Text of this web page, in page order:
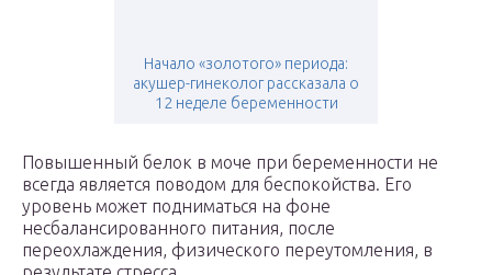
Начало «золотого» периода:
акушер-гинеколог рассказала о
12 неделе беременности
Повышенный белок в моче при беременности не
всегда является поводом для беспокойства. Его
уровень может подниматься на фоне
несбалансированного питания, после
переохлаждения, физического переутомления, в